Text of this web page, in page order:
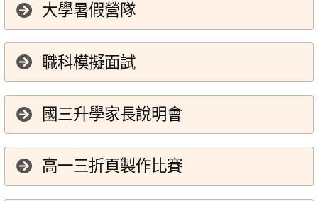
大學暑假營隊
職科模擬面試
國三升學家長說明會
高一三折頁製作比賽